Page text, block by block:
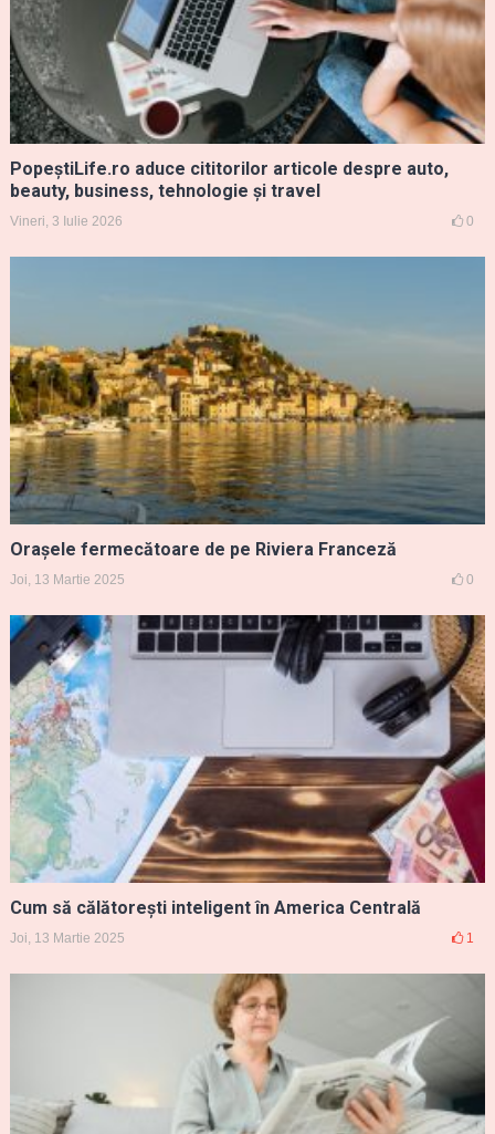
PopeștiLife.ro aduce cititorilor articole despre auto,
beauty, business, tehnologie și travel
Vineri, 3 Iulie 2026 0
Orașele fermecătoare de pe Riviera Franceză
Joi, 13 Martie 2025 0
Cum să călătorești inteligent în America Centrală
Joi, 13 Martie 2025 1